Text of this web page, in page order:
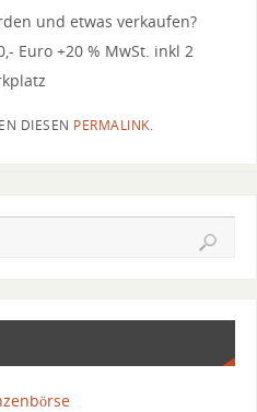
und etwas verkaufen?
Euro +20 % MwSt. inkl 2
DIESEN PERMALINK.